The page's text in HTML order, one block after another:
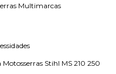
Multimarcas
Stihl MS 210 250